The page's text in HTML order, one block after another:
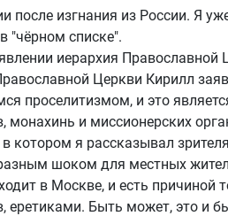
после изгнания из России. Я
"чёрном списке".
иерархия
Церкви Кирилл
проселитизмом, и это
и миссионерских
котором я рассказывал
шоком для местных
в Москве, и есть
еретиками. Быть может, это и